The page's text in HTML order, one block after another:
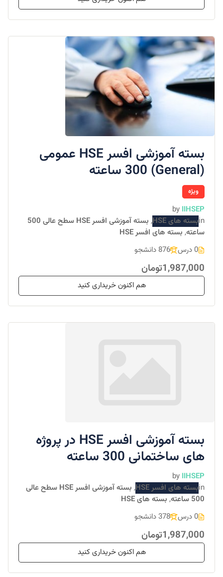
بسته آموزشی افسر HSE عمومی
(General) 300 ساعته
ویژه
by IIHSEP
inبسته های HSE ,
بسته آموزشی افسر HSE سطح عالی 500
ساعته, بسته های افسر HSE
0 درس
876 دانشجو
1,987,000تومان
هم اکنون خریداری کنید
بسته آموزشی افسر HSE در پروژه
های ساختمانی 300 ساعته
by IIHSEP
inبسته های افسر HSE ,
بسته آموزشی افسر HSE سطح عالی
500 ساعته
, بسته های HSE
0 درس
378 دانشجو
1,987,000تومان
هم اکنون خریداری کنید